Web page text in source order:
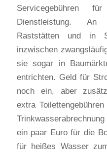
Servicegebühren
Dienstleistung. An
Raststätten und in
inzwischen
sie sogar in
entrichten. Geld für
noch ein, aber
extra
ein paar Euro für die
für heißes Wasser